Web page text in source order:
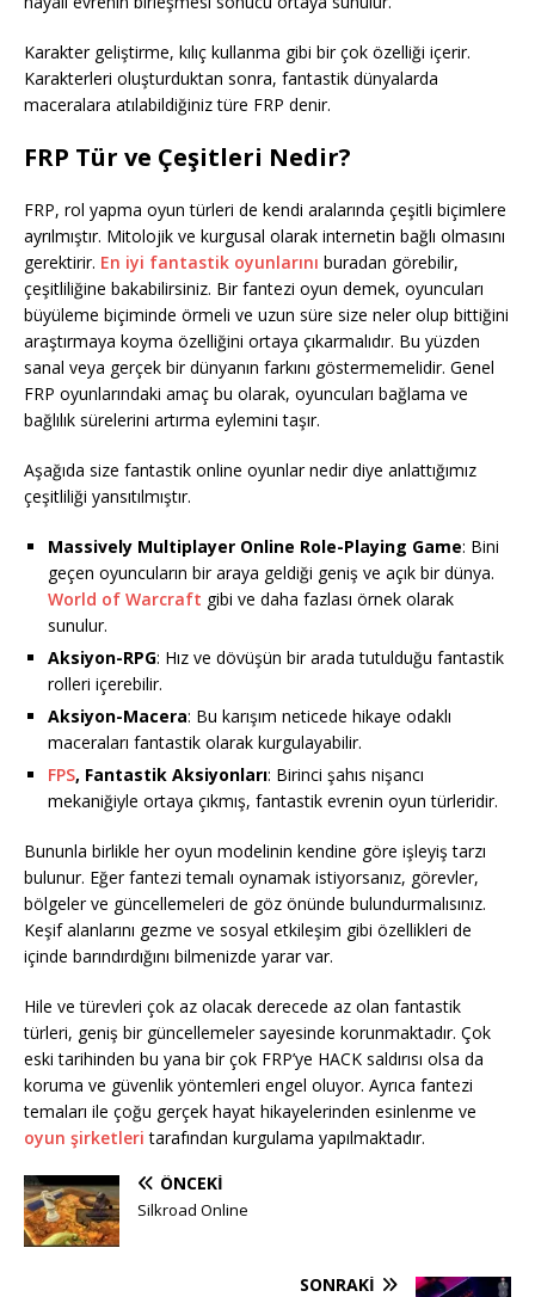
Karakter geliştirme, kılıç kullanma gibi bir çok özelliği içerir.
Karakterleri oluşturduktan sonra, fantastik dünyalarda
maceralara atılabildiğiniz türe FRP denir.
FRP Tür ve Çeşitleri Nedir?
FRP, rol yapma oyun türleri de kendi aralarında çeşitli biçimlere
ayrılmıştır. Mitolojik ve kurgusal olarak internetin bağlı olmasını
gerektirir. En iyi fantastik oyunlarını buradan görebilir,
çeşitliliğine bakabilirsiniz. Bir fantezi oyun demek, oyuncuları
büyüleme biçiminde örmeli ve uzun süre size neler olup bittiğini
araştırmaya koyma özelliğini ortaya çıkarmalıdır. Bu yüzden
sanal veya gerçek bir dünyanın farkını göstermemelidir. Genel
FRP oyunlarındaki amaç bu olarak, oyuncuları bağlama ve
bağlılık sürelerini artırma eylemini taşır.
Aşağıda size fantastik online oyunlar nedir diye anlattığımız
çeşitliliği yansıtılmıştır.
Massively Multiplayer Online Role-Playing Game: Bini
geçen oyuncuların bir araya geldiği geniş ve açık bir dünya.
World of Warcraft gibi ve daha fazlası örnek olarak
sunulur.
Aksiyon-RPG: Hız ve dövüşün bir arada tutulduğu fantastik
rolleri içerebilir.
Aksiyon-Macera: Bu karışım neticede hikaye odaklı
maceraları fantastik olarak kurgulayabilir.
FPS, Fantastik Aksiyonları: Birinci şahıs nişancı
mekaniğiyle ortaya çıkmış, fantastik evrenin oyun türleridir.
Bununla birlikle her oyun modelinin kendine göre işleyiş tarzı
bulunur. Eğer fantezi temalı oynamak istiyorsanız, görevler,
bölgeler ve güncellemeleri de göz önünde bulundurmalısınız.
Keşif alanlarını gezme ve sosyal etkileşim gibi özellikleri de
içinde barındırdığını bilmenizde yarar var.
Hile ve türevleri çok az olacak derecede az olan fantastik
türleri, geniş bir güncellemeler sayesinde korunmaktadır. Çok
eski tarihinden bu yana bir çok FRP’ye HACK saldırısı olsa da
koruma ve güvenlik yöntemleri engel oluyor. Ayrıca fantezi
temaları ile çoğu gerçek hayat hikayelerinden esinlenme ve
oyun şirketleri tarafından kurgulama yapılmaktadır.
ÖNCEKI
Silkroad Online
SONRAKI